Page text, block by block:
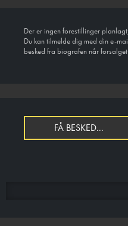
Der er ingen forestillinger
Du kan tilmelde dig med din e-
besked fra biografen når forsalget
FÅ BESKED...